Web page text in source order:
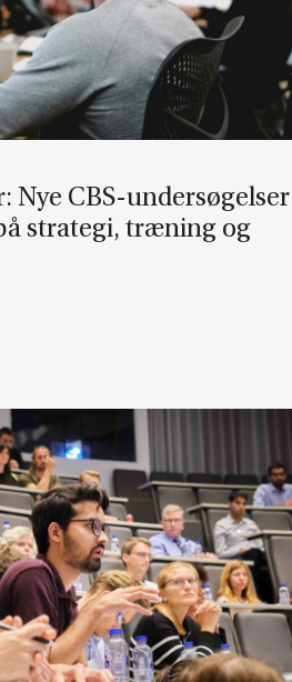
Nye CBS-un­der­sø­gel­ser
stra­te­gi, træ­ning og
hal­ter: Nye CBS-